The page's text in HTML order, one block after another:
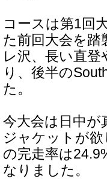
コースは第1回
た前回大会を踏
レ沢、長い直
り、後半の
た。
今大会は日中が
ジャケットが
の完走率は
なりました。